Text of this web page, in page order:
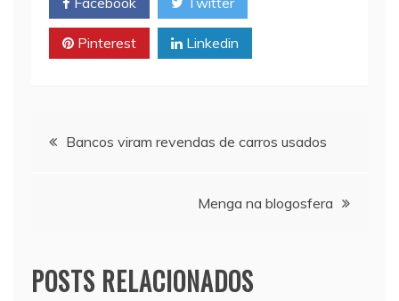
A
p
p
i
n
k
Pinterest Linkedin
Navegação
Bancos viram revendas de carros usados
Menga na blogosfera
POSTS RELACIONADOS